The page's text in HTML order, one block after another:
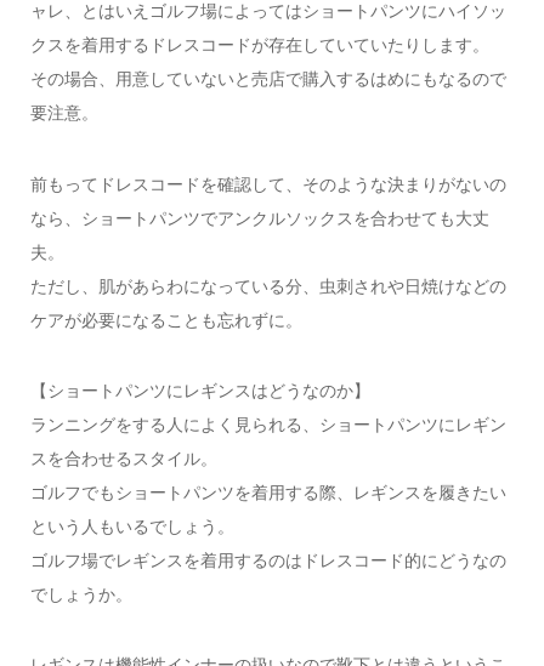
ャレ、とはいえゴルフ場によってはショートパンツにハイソッ
クスを着用するドレスコードが存在していていたりします。
その場合、用意していないと売店で購入するはめにもなるので
要注意。
前もってドレスコードを確認して、そのような決まりがないの
なら、ショートパンツでアンクルソックスを合わせても大丈
夫。
ただし、肌があらわになっている分、虫刺されや日焼けなどの
ケアが必要になることも忘れずに。
【ショートパンツにレギンスはどうなのか】
ランニングをする人によく見られる、ショートパンツにレギン
スを合わせるスタイル。
ゴルフでもショートパンツを着用する際、レギンスを履きたい
という人もいるでしょう。
ゴルフ場でレギンスを着用するのはドレスコード的にどうなの
でしょうか。